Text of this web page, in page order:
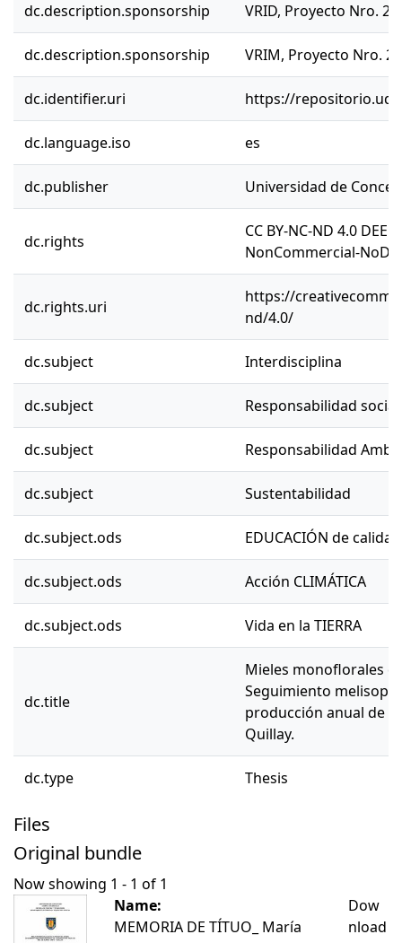
dc.description.sponsorship VRID, Proyecto Nro.
dc.description.sponsorship VRIM, Proyecto Nro.
dc.identifier.uri https://
dc.language.iso es
dc.publisher Universidad de
dc.rights
CC BY-NC-ND 4.0
NonCommercial-
dc.rights.uri
https://
nd/4.0/
dc.subject Interdisciplina
dc.subject Responsabilidad social
dc.subject Responsabilidad
dc.subject Sustentabilidad
dc.subject.ods EDUCACIÓN de calidad
dc.subject.ods Acción CLIMÁTICA
dc.subject.ods Vida en la TIERRA
dc.title
Mieles monoflorales
Seguimiento
producción anual de
Quillay.
dc.type Thesis
Files
Original bundle
Now showing 1 - 1 of 1
Name:
MEMORIA DE TÍTUO_ María
Dow
nload